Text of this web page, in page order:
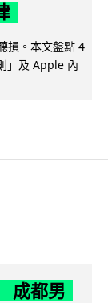
損。本文盤點 4
」及 Apple 內
成都男